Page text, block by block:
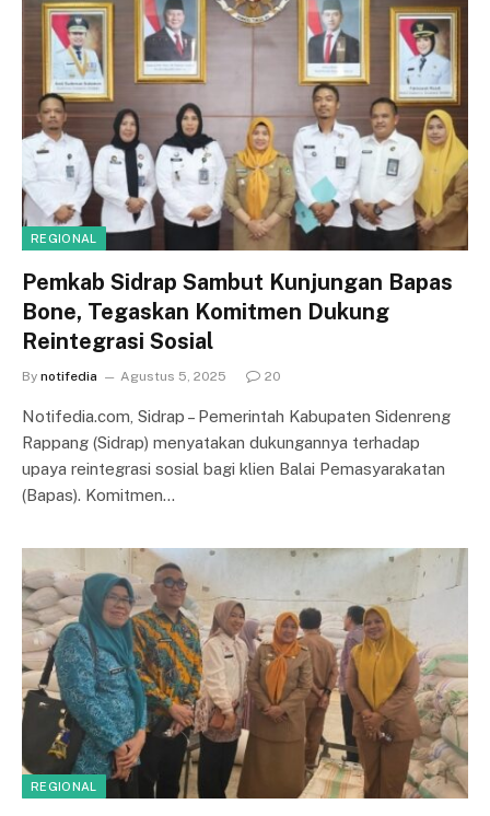
REGIONAL
Pemkab Sidrap Sambut Kunjungan Bapas
Bone, Tegaskan Komitmen Dukung
Reintegrasi Sosial
By notifedia Agustus 5, 2025 20
Notifedia.com, Sidrap – Pemerintah Kabupaten Sidenreng
Rappang (Sidrap) menyatakan dukungannya terhadap
upaya reintegrasi sosial bagi klien Balai Pemasyarakatan
(Bapas). Komitmen…
REGIONAL